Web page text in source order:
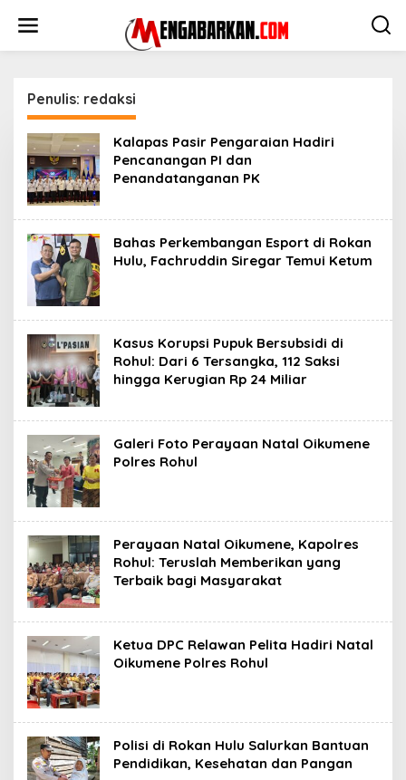
Penulis: redaksi
Kalapas Pasir Pengaraian Hadiri
Pencanangan PI dan
Penandatanganan PK
Bahas Perkembangan Esport di Rokan
Hulu, Fachruddin Siregar Temui Ketum
Kasus Korupsi Pupuk Bersubsidi di
Rohul: Dari 6 Tersangka, 112 Saksi
hingga Kerugian Rp 24 Miliar
Galeri Foto Perayaan Natal Oikumene
Polres Rohul
Perayaan Natal Oikumene, Kapolres
Rohul: Teruslah Memberikan yang
Terbaik bagi Masyarakat
Ketua DPC Relawan Pelita Hadiri Natal
Oikumene Polres Rohul
Polisi di Rokan Hulu Salurkan Bantuan
Pendidikan, Kesehatan dan Pangan